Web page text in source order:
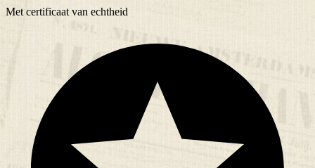
Met certificaat van echtheid